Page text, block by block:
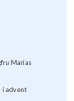
Marias
i advent